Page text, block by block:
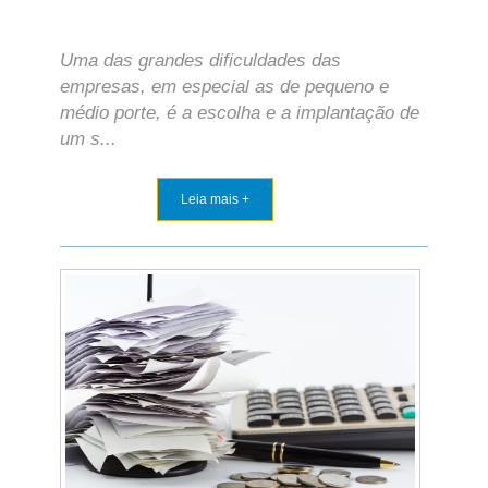
Uma das grandes dificuldades das
empresas, em especial as de pequeno e
médio porte, é a escolha e a implantação de
um s...
Leia mais +